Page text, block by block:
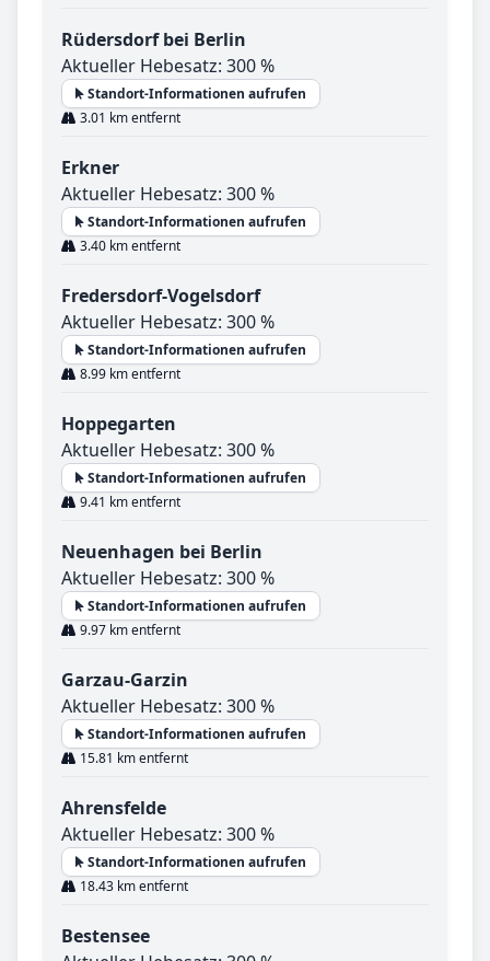
Rüdersdorf bei Berlin
Aktueller Hebesatz: 300 %
Standort-Informationen aufrufen
3.01 km entfernt
Erkner
Aktueller Hebesatz: 300 %
Standort-Informationen aufrufen
3.40 km entfernt
Fredersdorf-Vogelsdorf
Aktueller Hebesatz: 300 %
Standort-Informationen aufrufen
8.99 km entfernt
Hoppegarten
Aktueller Hebesatz: 300 %
Standort-Informationen aufrufen
9.41 km entfernt
Neuenhagen bei Berlin
Aktueller Hebesatz: 300 %
Standort-Informationen aufrufen
9.97 km entfernt
Garzau-Garzin
Aktueller Hebesatz: 300 %
Standort-Informationen aufrufen
15.81 km entfernt
Ahrensfelde
Aktueller Hebesatz: 300 %
Standort-Informationen aufrufen
18.43 km entfernt
Bestensee